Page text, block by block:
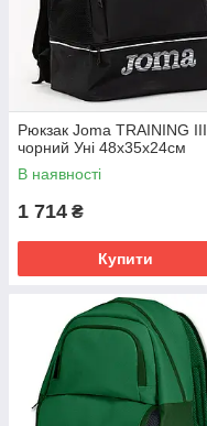
Рюкзак Joma TRAINING III
чорний Уні 48х35х24см
В наявності
1 714 ₴
Купити